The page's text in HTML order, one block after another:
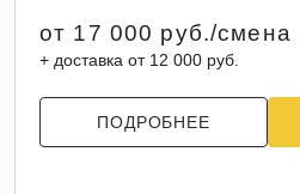
от 17 000 руб./смена
+ доставка от 12 000 руб.
ПОДРОБНЕЕ